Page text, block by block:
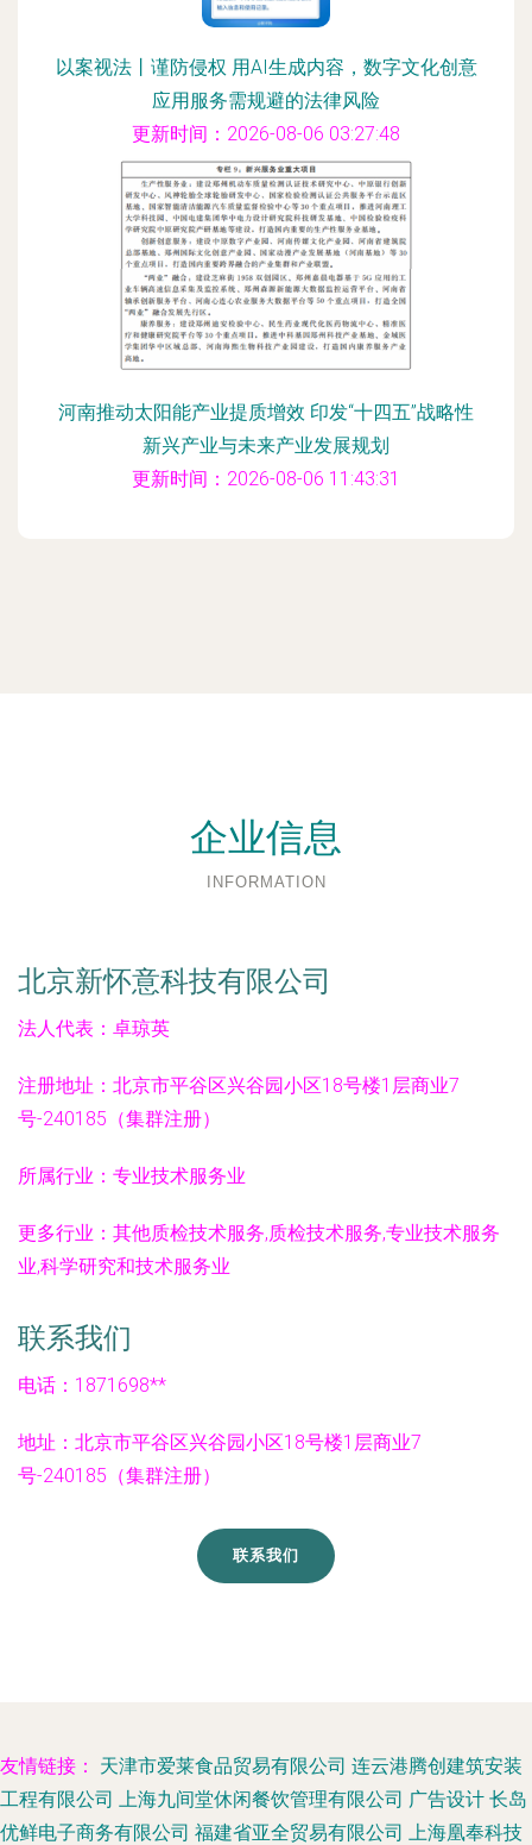
以案视法丨谨防侵权 用AI生成内容，数字文化创意
应用服务需规避的法律风险
更新时间：2026-08-06 03:27:48
河南推动太阳能产业提质增效 印发“十四五”战略性
新兴产业与未来产业发展规划
更新时间：2026-08-06 11:43:31
企业信息
INFORMATION
北京新怀意科技有限公司
法人代表： 卓琼英
注册地址： 北京市平谷区兴谷园小区18号楼1层商业7
号-240185（集群注册）
所属行业： 专业技术服务业
更多行业： 其他质检技术服务,质检技术服务,专业技术服务
业,科学研究和技术服务业
联系我们
电话：1871698**
地址：北京市平谷区兴谷园小区18号楼1层商业7
号-240185（集群注册）
联系我们
友情链接： 天津市爱莱食品贸易有限公司 连云港腾创建筑安装
工程有限公司 上海九间堂休闲餐饮管理有限公司 广告设计 长岛
优鲜电子商务有限公司 福建省亚全贸易有限公司 上海凰奉科技